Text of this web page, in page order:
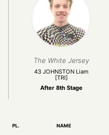
The White Jersey
43 JOHNSTON Liam
[TRI]
After 8th Stage
PL. NAME